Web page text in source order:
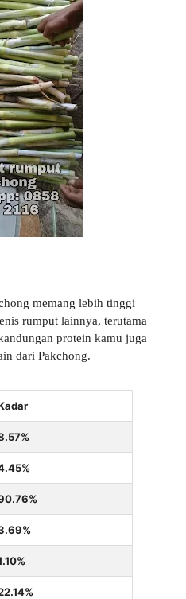
memang lebih tinggi
rumput lainnya, terutama
protein kamu juga
dari Pakchong.